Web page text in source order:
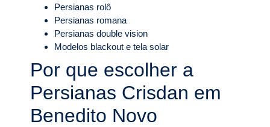
Persianas rolô
Persianas romana
Persianas double vision
Modelos blackout e tela solar
Por que escolher a
Persianas Crisdan em
Benedito Novo